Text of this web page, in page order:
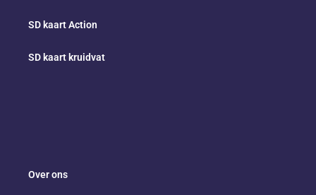
SD kaart Action
SD kaart kruidvat
Over ons